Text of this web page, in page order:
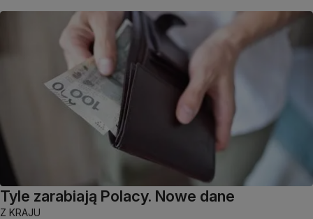
Tyle zarabiają Polacy. Nowe dane
Z KRAJU